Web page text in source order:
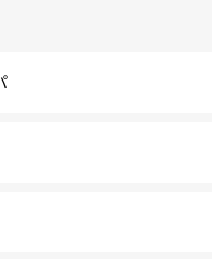
ホーカーズは地元の風情を楽しめ